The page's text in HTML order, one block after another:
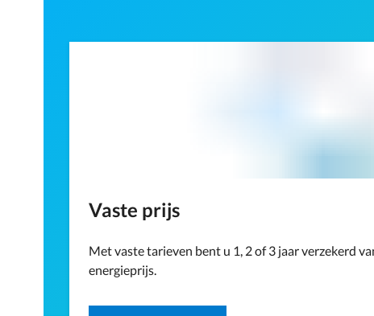
Vaste prijs
Met vaste tarieven bent u 1, 2 of 3 jaar verzekerd
energieprijs.